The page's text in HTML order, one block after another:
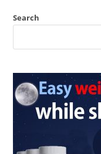
Search